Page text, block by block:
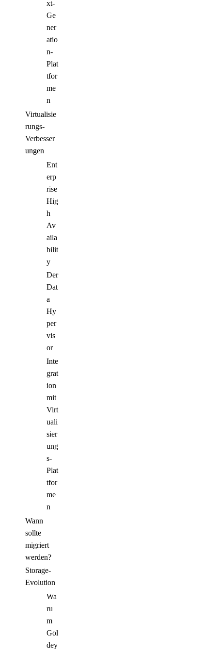
xt-
Ge
ner
atio
n-
Plat
tfor
me
n
Virtualisie
rungs-
Verbesser
ungen
Ent
erp
rise
Hig
h
Av
aila
bilit
y
Der
Dat
a
Hy
per
vis
or
Inte
grat
ion
mit
Virt
uali
sier
ung
s-
Plat
tfor
me
n
Wann
sollte
migriert
werden?
Storage-
Evolution
Wa
ru
m
Gol
dey